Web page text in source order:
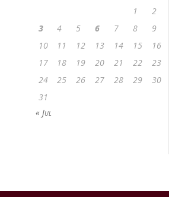
1
2
3
4 5 6 7 8
9
10
11 12 13 14 15
16
17
18 19 20 21 22
23
24
25 26 27 28 29
30
31
« Jul